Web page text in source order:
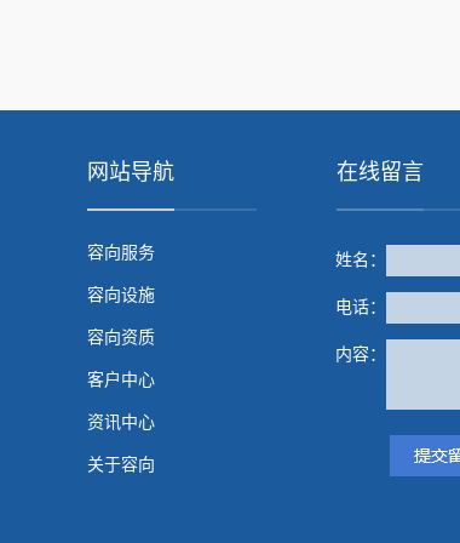
网站导航 在线留言
容向服务
容向设施
容向资质
客户中心
资讯中心
关于容向
姓名：
电话：
内容：